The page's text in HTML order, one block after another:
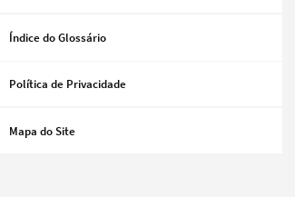
Categorias gerais
Índice do Glossário
Política de Privacidade
Mapa do Site